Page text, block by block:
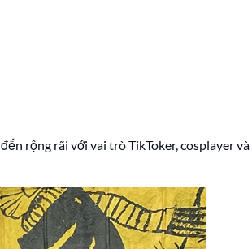
rộng rãi với vai trò TikToker, cosplayer